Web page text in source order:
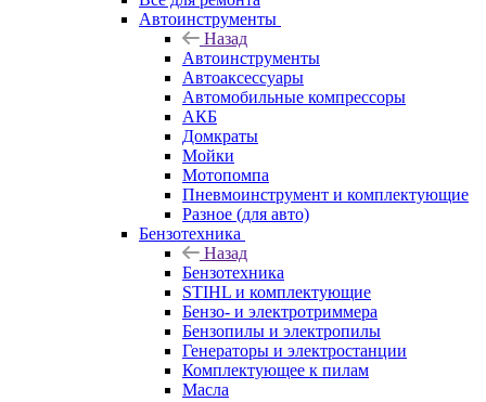
Автоинструменты
Назад
Автоинструменты
Автоаксессуары
Автомобильные компрессоры
АКБ
Домкраты
Мойки
Мотопомпа
Пневмоинструмент и комплектующие
Разное (для авто)
Бензотехника
Назад
Бензотехника
STIHL и комплектующие
Бензо- и электротриммера
Бензопилы и электропилы
Генераторы и электростанции
Комплектующее к пилам
Масла